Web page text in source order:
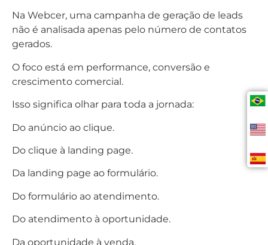
Na Webcer, uma campanha de geração de leads
não é analisada apenas pelo número de contatos
gerados.
O foco está em performance, conversão e
crescimento comercial.
Isso significa olhar para toda a jornada:
Do anúncio ao clique.
Do clique à landing page.
Da landing page ao formulário.
Do formulário ao atendimento.
Do atendimento à oportunidade.
Da oportunidade à venda.